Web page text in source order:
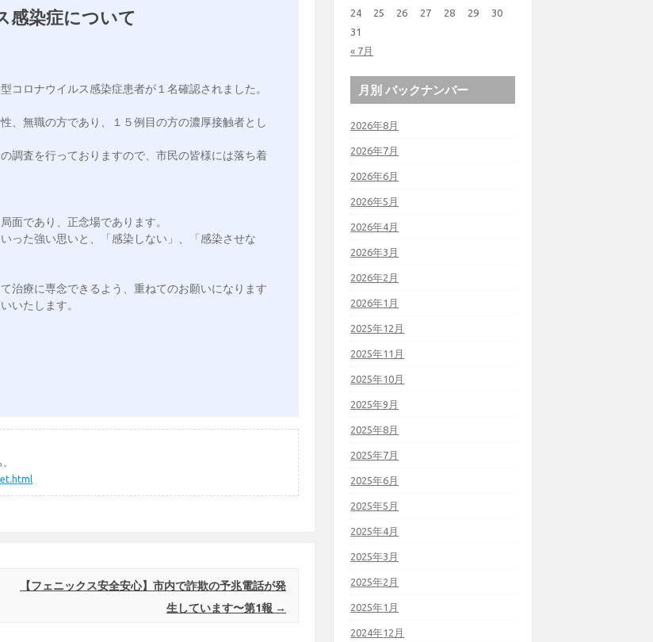
感染症について
コロナウイルス感染症患者が１名確認されました。
、無職の方であり、１５例目の方の濃厚接触者とし
調査を行っておりますので、市民の皆様には落ち着
面であり、正念場であります。
った強い思いと、「感染しない」、「感染させな
治療に専念できるよう、重ねてのお願いになります
いたします。
【フェニックス安全安心】市内で詐欺の予兆電話が発
生しています〜第1報 →
« 7月
24
25 26 27 28 29
30
31
月別 バックナンバー
2026年8月
2026年7月
2026年6月
2026年5月
2026年4月
2026年3月
2026年2月
2026年1月
2025年12月
2025年11月
2025年10月
2025年9月
2025年8月
2025年7月
2025年6月
2025年5月
2025年4月
2025年3月
2025年2月
2025年1月
2024年12月